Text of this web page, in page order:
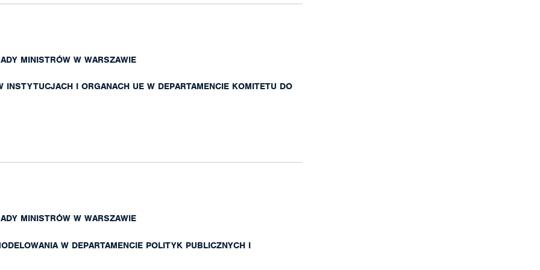
MINISTRÓW W WARSZAWIE
INSTYTUCJACH I ORGANACH UE W DEPARTAMENCIE KOMITETU DO
MINISTRÓW W WARSZAWIE
W DEPARTAMENCIE POLITYK PUBLICZNYCH I